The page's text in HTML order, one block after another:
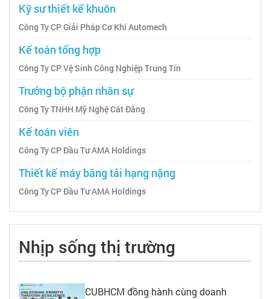
Kỹ sư thiết kế khuôn
Công Ty CP Giải Pháp Cơ Khí Automech
Kế toán tổng hợp
Công Ty CP Vệ Sinh Công Nghiệp Trung Tín
Trưởng bộ phận nhân sự
Công Ty TNHH Mỹ Nghệ Cát Đằng
Kế toán viên
Công Ty CP Đầu Tư AMA Holdings
Thiết kế máy băng tải hạng nặng
Công Ty CP Đầu Tư AMA Holdings
Nhịp sống thị trường
CUBHCM đồng hành cùng doanh